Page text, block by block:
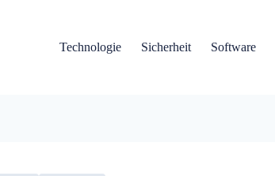
Technologie
Sicherheit Software